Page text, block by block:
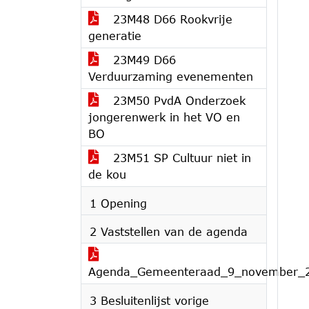
23M48 D66 Rookvrije
generatie
23M49 D66
Verduurzaming evenementen
23M50 PvdA Onderzoek
jongerenwerk in het VO en
BO
23M51 SP Cultuur niet in
de kou
1 Opening
2 Vaststellen van de agenda
3 Besluitenlijst vorige